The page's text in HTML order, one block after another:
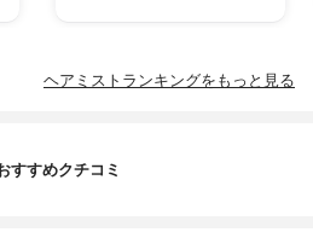
ヘアミストランキングをもっと見る
すすめクチコミ